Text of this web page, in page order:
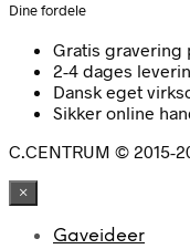
Dine fordele
Gratis gravering
2-4 dages
Dansk eget
Sikker online
C.CENTRUM © 2015-
×
Gaveideer